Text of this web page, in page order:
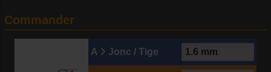
Commander
A Jonc / Tige